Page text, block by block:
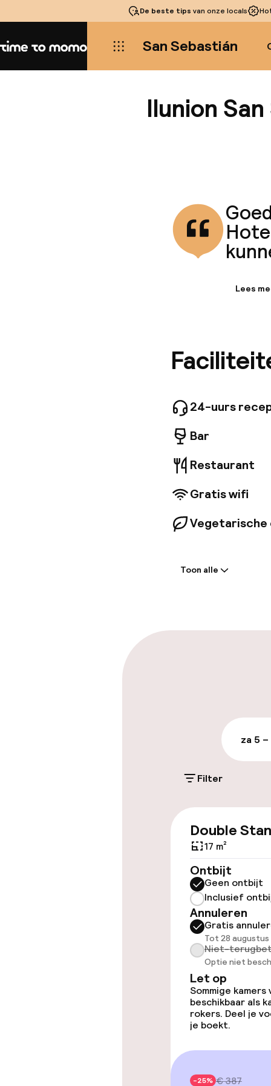
De beste tips van onze locals
Home San Sebastián
Ilunion
service
Lees
24-uurs
Bar
Restaurant
Gratis wifi
Gratis parkeren
Openbaar
Overal
Lift
Kamers
Kamers voor
Entertainment
Gratis wifi
Toon alle
za 5
Filter
Double
17 m²
Ontbijt
Geen ontbijt
Inclusief
Annuleren
Gratis
Tot 28 augustus
Niet-
Optie niet
Let op
Sommige
beschikbaar als
rokers. Deel je
je boekt.
-25% € 387